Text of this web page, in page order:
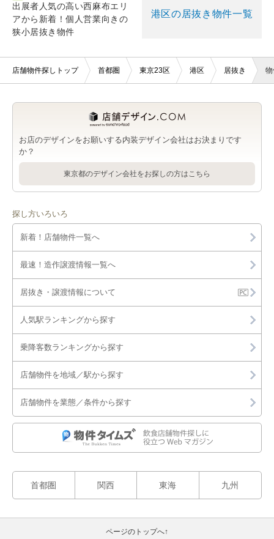
出展者人気の高い西麻布エリ
アから新着！個人営業向きの
狭小居抜き物件
港区の居抜き物件一覧
店舗物件探しトップ 首都圏 東京23区 港区 居抜き
お店のデザインをお願いする内装デザイン会社はお決まりです
か？
東京都のデザイン会社をお探しの方はこちら
探し方いろいろ
新着！店舗物件一覧へ
最速！造作譲渡情報一覧へ
居抜き・譲渡情報について
人気駅ランキングから探す
乗降客数ランキングから探す
店舗物件を地域／駅から探す
店舗物件を業態／条件から探す
首都圏 関西 東海 九州
ページのトップへ↑